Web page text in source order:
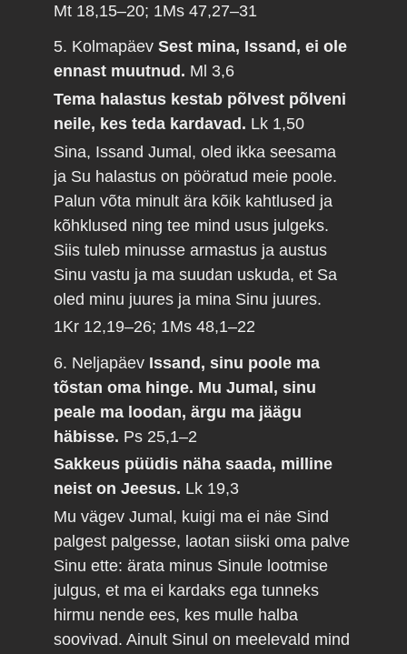
Mt 18,15–20; 1Ms 47,27–31
5. KolmapäevSest mina, Issand, ei ole
ennast muutnud. Ml 3,6
Tema halastus kestab põlvest põlveni
neile, kes teda kardavad. Lk 1,50
Sina, Issand Jumal, oled ikka seesama
ja Su halastus on pööratud meie poole.
Palun võta minult ära kõik kahtlused ja
kõhklused ning tee mind usus julgeks.
Siis tuleb minusse armastus ja austus
Sinu vastu ja ma suudan uskuda, et Sa
oled minu juures ja mina Sinu juures.
1Kr 12,19–26; 1Ms 48,1–22
6. Neljapäev Issand, sinu poole ma
tõstan oma hinge. Mu Jumal, sinu
peale ma loodan, ärgu ma jäägu
häbisse. Ps 25,1–2
Sakkeus püüdis näha saada, milline
neist on Jeesus. Lk 19,3
Mu vägev Jumal, kuigi ma ei näe Sind
palgest palgesse, laotan siiski oma palve
Sinu ette: ärata minus Sinule lootmise
julgus, et ma ei kardaks ega tunneks
hirmu nende ees, kes mulle halba
soovivad. Ainult Sinul on meelevald mind